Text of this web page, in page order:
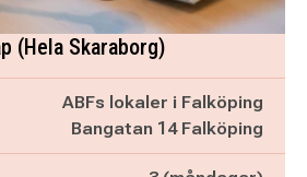
(Hela Skaraborg)
ABFs lokaler i Falköping
Bangatan 14 Falköping